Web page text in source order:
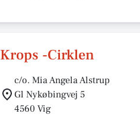
Krops -Cirklen
c/o. Mia Angela Alstrup
Gl Nykøbingvej 5
4560 Vig